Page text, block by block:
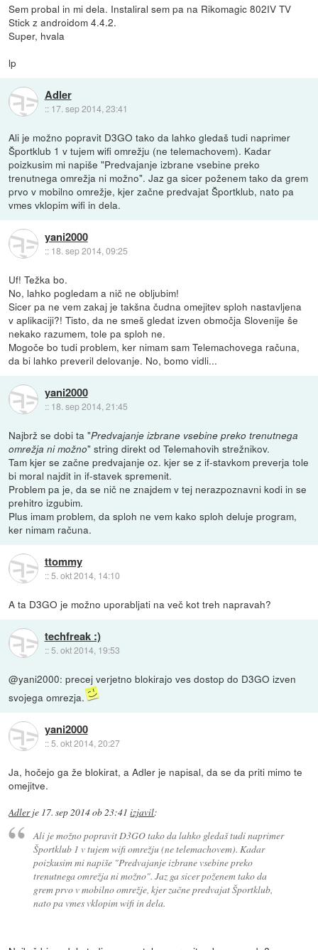
Sem probal in mi dela. Instaliral sem pa na Rikomagic 802IV TV
Stick z androidom 4.4.2.
Super, hvala
lp
Adler
:: 17. sep 2014, 23:41
Ali je možno popravit D3GO tako da lahko gledaš tudi naprimer
Športklub 1 v tujem wifi omrežju (ne telemachovem). Kadar
poizkusim mi napiše "Predvajanje izbrane vsebine preko
trenutnega omrežja ni možno". Jaz ga sicer poženem tako da grem
prvo v mobilno omrežje, kjer začne predvajat Športklub, nato pa
vmes vklopim wifi in dela.
yani2000
:: 18. sep 2014, 09:25
Uf! Težka bo.
No, lahko pogledam a nič ne obljubim!
Sicer pa ne vem zakaj je takšna čudna omejitev sploh nastavljena
v aplikaciji?! Tisto, da ne smeš gledat izven območja Slovenije še
nekako razumem, tole pa sploh ne.
Mogoče bo tudi problem, ker nimam sam Telemachovega računa,
da bi lahko preveril delovanje. No, bomo vidli...
yani2000
:: 18. sep 2014, 21:45
Najbrž se dobi ta "Predvajanje izbrane vsebine preko trenutnega
omrežja ni možno" string direkt od Telemahovih strežnikov.
Tam kjer se začne predvajanje oz. kjer se z if-stavkom preverja tole
bi moral najdit in if-stavek spremenit.
Problem pa je, da se nič ne znajdem v tej nerazpoznavni kodi in se
prehitro izgubim.
Plus imam problem, da sploh ne vem kako sploh deluje program,
ker nimam računa.
ttommy
::5. okt 2014, 14:10
A ta D3GO je možno uporabljati na več kot treh napravah?
techfreak :)
:: 5. okt 2014, 19:53
@yani2000: precej verjetno blokirajo ves dostop do D3GO izven
svojega omrezja.
yani2000
::5. okt 2014, 20:27
Ja, hočejo ga že blokirat, a Adler je napisal, da se da priti mimo te
omejitve.
Adlerje 17. sep 2014 ob 23:41 izjavil:
Ali je možno popravit D3GO tako da lahko gledaš tudi naprimer
Športklub 1 v tujem wifi omrežju (ne telemachovem). Kadar
poizkusim mi napiše "Predvajanje izbrane vsebine preko
trenutnega omrežja ni možno". Jaz ga sicer poženem tako da
grem prvo v mobilno omrežje, kjer začne predvajat Športklub,
nato pa vmes vklopim wifi in dela.